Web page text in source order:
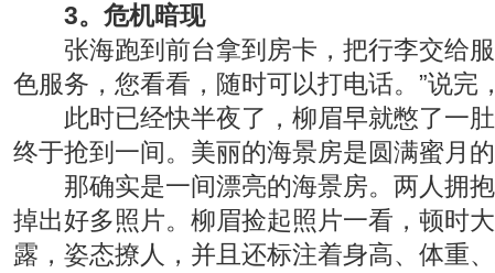
3。危机暗现
张海跑到前台拿到房卡，把行李交给服
色服务，您看看，随时可以打电话。”说完
此时已经快半夜了，柳眉早就憋了一肚
终于抢到一间。美丽的海景房是圆满蜜月
那确实是一间漂亮的海景房。两人拥抱
掉出好多照片。柳眉捡起照片一看，顿时
露，姿态撩人，并且还标注着身高、体重、